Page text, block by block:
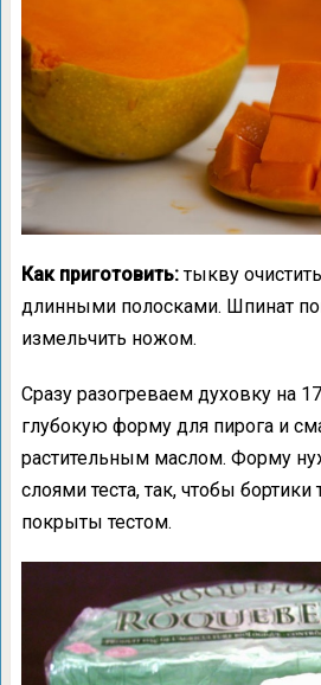
Как приготовить:тыкву
длинными полосками. Шпинат
измельчить ножом.
Сразу разогреваем духовку на
глубокую форму для пирога и
растительным маслом. Форму
слоями теста, так, чтобы
покрыты тестом.